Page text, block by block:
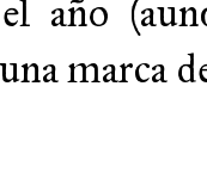
año
marca